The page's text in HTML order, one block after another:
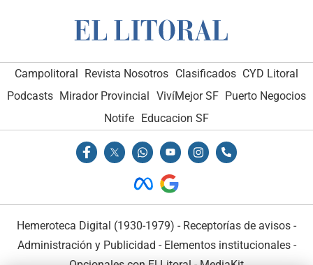
Campolitoral Revista Nosotros Clasificados CYD Litoral
Podcasts Mirador Provincial VivíMejor SF Puerto Negocios
Notife Educacion SF
Hemeroteca Digital (1930-1979) - Receptorías de avisos -
Administración y Publicidad - Elementos institucionales-